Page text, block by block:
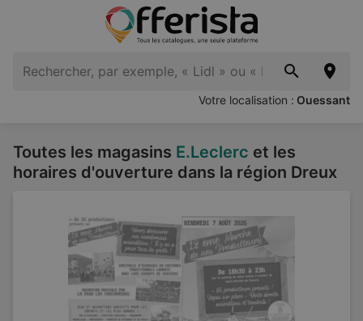
Votre localisation : Ouessant
Toutes les magasins E.Leclerc et les
horaires d'ouverture dans la région Dreux